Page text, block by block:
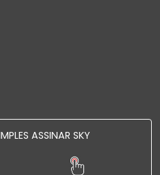
ASSINAR SKY